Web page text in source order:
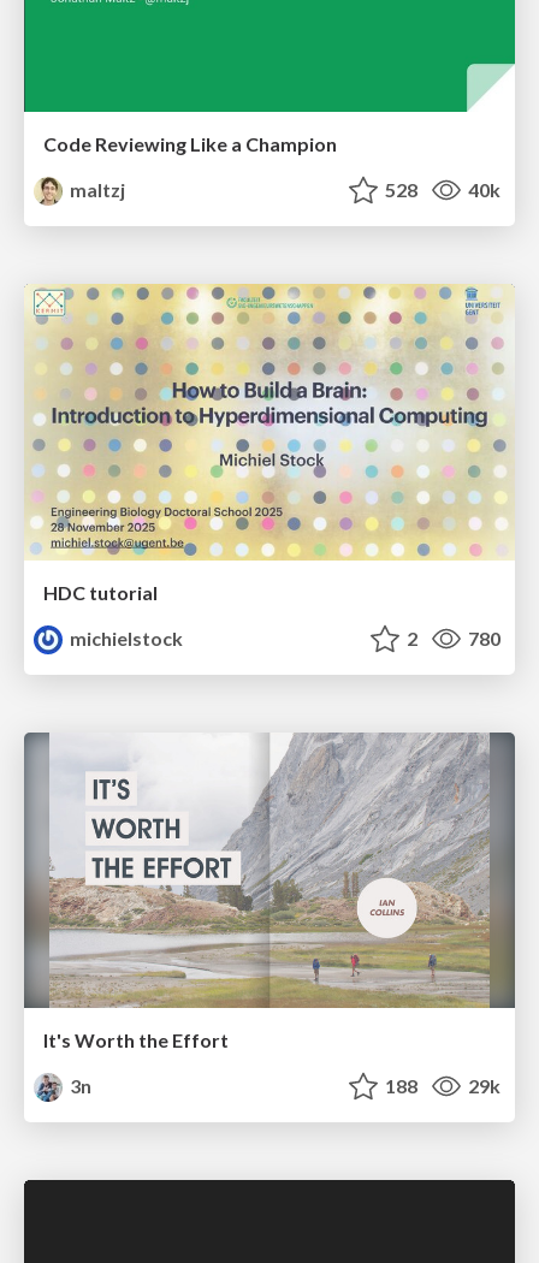
Code Reviewing Like a Champion
maltzj
528 40k
HDC tutorial
michielstock
2 780
It's Worth the Effort
3n
188 29k